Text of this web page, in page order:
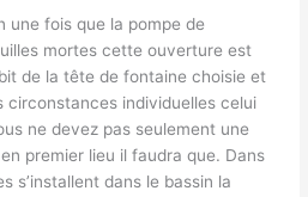
une fois que la pompe de
mortes cette ouverture est
de la tête de fontaine choisie et
circonstances individuelles celui
ne devez pas seulement une
premier lieu il faudra que. Dans
s’installent dans le bassin la